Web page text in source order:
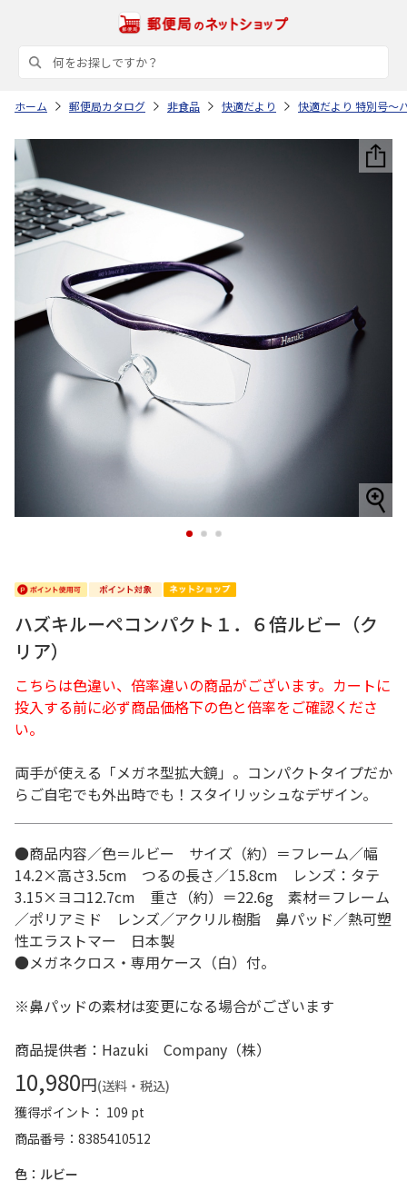
ホーム 郵便局カタログ 非食品 快適だより 快適だより 特別号～
1 2 3
ハズキルーペコンパクト１．６倍ルビー（ク
リア）
こちらは色違い、倍率違いの商品がございます。カートに
投入する前に必ず商品価格下の色と倍率をご確認くださ
い。
両手が使える「メガネ型拡大鏡」。コンパクトタイプだか
らご自宅でも外出時でも！スタイリッシュなデザイン。
●商品内容／色＝ルビー サイズ（約）＝フレーム／幅
14.2×高さ3.5cm つるの長さ／15.8cm レンズ：タテ
3.15×ヨコ12.7cm 重さ（約）＝22.6g 素材＝フレーム
／ポリアミド レンズ／アクリル樹脂 鼻パッド／熱可塑
性エラストマー 日本製
●メガネクロス・専用ケース（白）付。
※鼻パッドの素材は変更になる場合がございます
商品提供者：Hazuki Company（株）
10,980円(送料・税込)
獲得ポイント： 109 pt
商品番号
8385410512
色：ルビー